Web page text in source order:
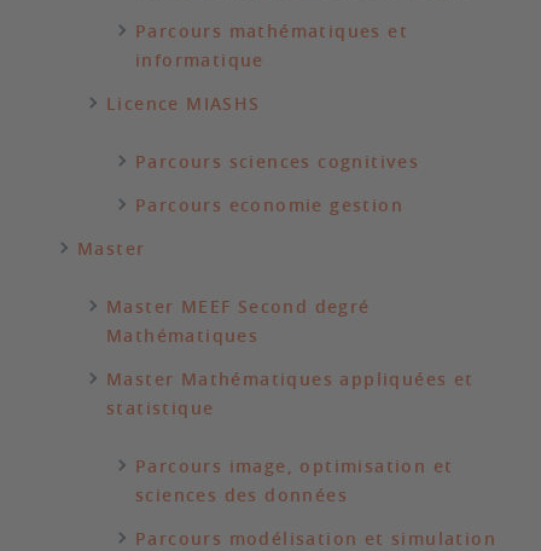
Parcours mathématiques et
informatique
Licence MIASHS
Parcours sciences cognitives
Parcours economie gestion
Master
Master MEEF Second degré
Mathématiques
Master Mathématiques appliquées et
statistique
Parcours image, optimisation et
sciences des données
Parcours modélisation et simulation